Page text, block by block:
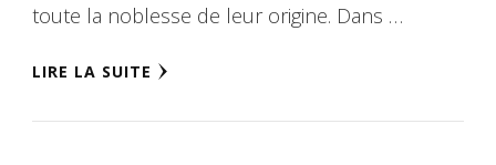
toute la noblesse de leur origine. Dans …
LIRE LA SUITE